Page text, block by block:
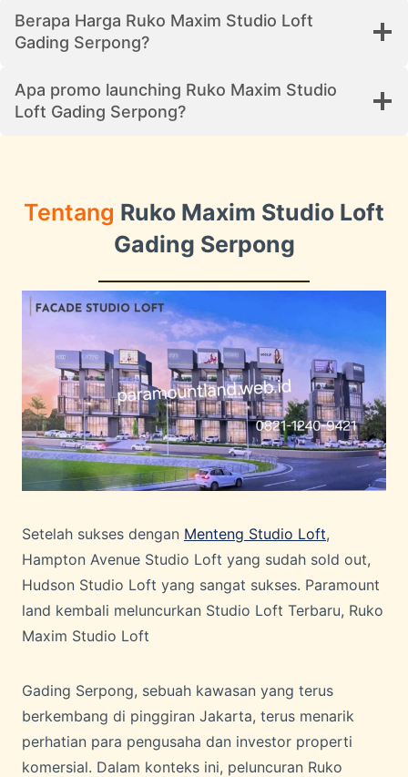
Berapa Harga Ruko Maxim Studio Loft
Gading Serpong?
Apa promo launching Ruko Maxim Studio
Loft Gading Serpong?
Tentang Ruko Maxim Studio Loft
Gading Serpong
Setelah sukses dengan Menteng Studio Loft,
Hampton Avenue Studio Loft yang sudah sold out,
Hudson Studio Loft yang sangat sukses. Paramount
land kembali meluncurkan Studio Loft Terbaru, Ruko
Maxim Studio Loft
Gading Serpong, sebuah kawasan yang terus
berkembang di pinggiran Jakarta, terus menarik
perhatian para pengusaha dan investor properti
komersial. Dalam konteks ini, peluncuran Ruko